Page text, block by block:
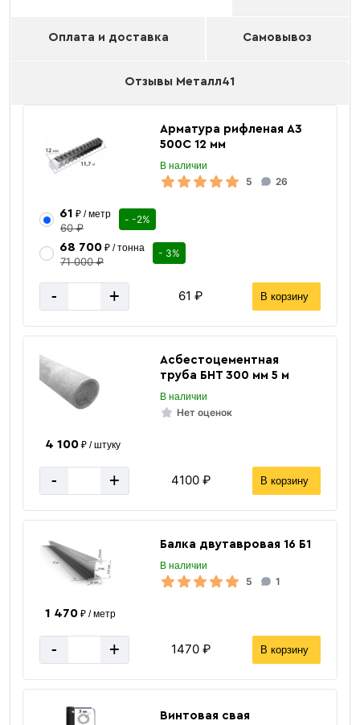
Оплата и доставка Самовывоз
Отзывы Металл41
Арматура рифленая А3
500С 12 мм
В наличии
5 26
61 ₽ / метр
60 ₽
- -2%
68 700₽ / тонна
71 000 ₽
- 3%
- + 61 ₽ В корзину
Асбестоцементная
труба БНТ 300 мм 5 м
В наличии
Нет оценок
4 100₽ / штуку
- + 4100 ₽ В корзину
Балка двутавровая 16 Б1
В наличии
5 1
1 470₽ / метр
- + 1470 ₽ В корзину
Винтовая свая